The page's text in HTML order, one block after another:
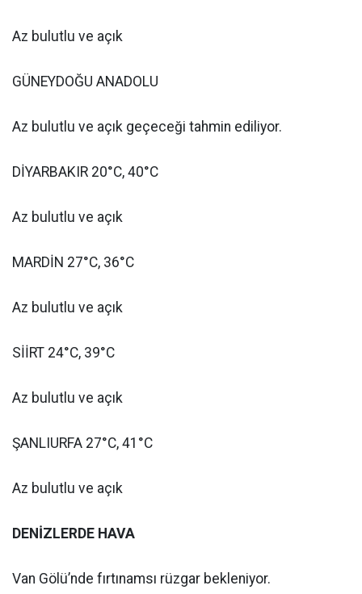
Az bulutlu ve açık
GÜNEYDOĞU ANADOLU
Az bulutlu ve açık geçeceği tahmin ediliyor.
DİYARBAKIR 20°C, 40°C
Az bulutlu ve açık
MARDİN 27°C, 36°C
Az bulutlu ve açık
SİİRT 24°C, 39°C
Az bulutlu ve açık
ŞANLIURFA 27°C, 41°C
Az bulutlu ve açık
DENİZLERDE HAVA
Van Gölü’nde fırtınamsı rüzgar bekleniyor.